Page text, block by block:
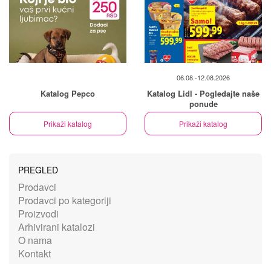
Katalog Pepco
Prikaži katalog
06.08.-12.08.2026
Katalog Lidl - Pogledajte naše
ponude
Prikaži katalog
PREGLED
Prodavci
Prodavci po kategoriji
Proizvodi
Arhivirani katalozi
O nama
Kontakt